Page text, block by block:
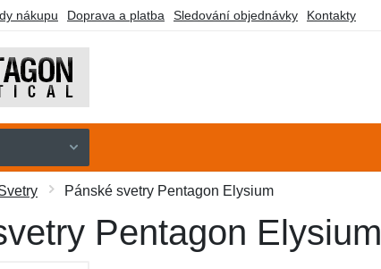
nákupu Doprava a platba Sledování objednávky Kontakty
Pánské svetry Pentagon Elysium
Pentagon Elysium